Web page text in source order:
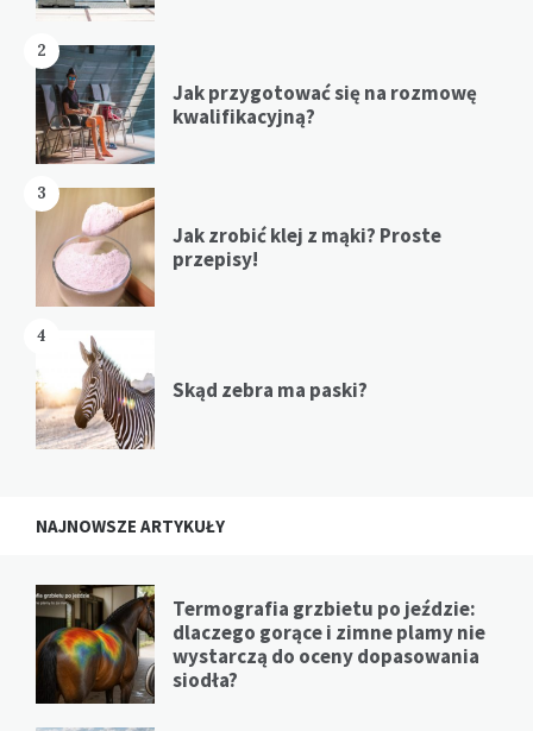
2
Jak przygotować się na rozmowę
kwalifikacyjną?
3
Jak zrobić klej z mąki? Proste
przepisy!
4
Skąd zebra ma paski?
NAJNOWSZE ARTYKUŁY
Termografia grzbietu po jeździe:
dlaczego gorące i zimne plamy nie
wystarczą do oceny dopasowania
siodła?